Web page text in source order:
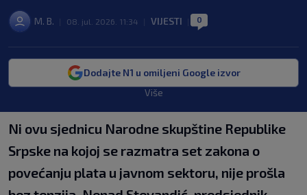
M. B. 08. jul. 2026. 11:34 VIJESTI 0
Dodajte N1 u omiljeni Google izvor
Više
Ni ovu sjednicu Narodne skupštine Republike
Srpske na kojoj se razmatra set zakona o
povećanju plata u javnom sektoru, nije prošla